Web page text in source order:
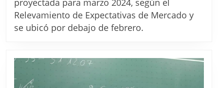
la
marzo
proyectada para marzo 2024, según el
Relevamiento de Expectativas de Mercado y
se ubicó por debajo de febrero.